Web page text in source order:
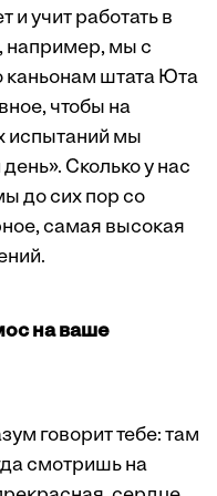
и учит работать в
например, мы с
каньонам штата Юта
чтобы на
испытаний мы
Сколько у нас
до сих пор со
самая высокая
на ваше
говорит тебе: там
смотришь на